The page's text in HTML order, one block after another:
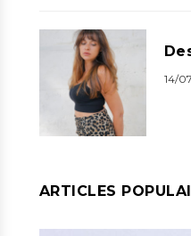
14/
ARTICLES